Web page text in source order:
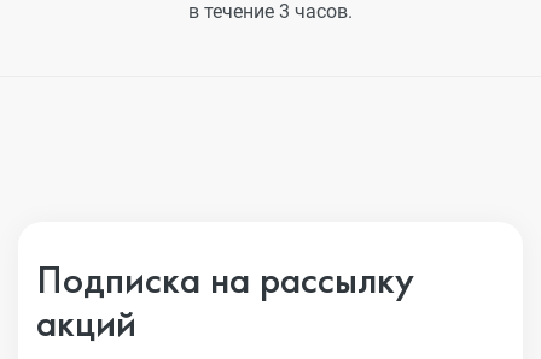
в течение 3 часов.
Подписка на рассылку
акций